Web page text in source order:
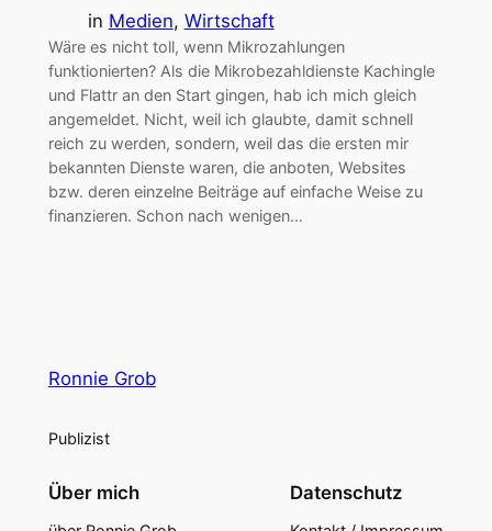
in Medien, Wirtschaft
Wäre es nicht toll, wenn Mikrozahlungen
funktionierten? Als die Mikrobezahldienste Kachingle
und Flattr an den Start gingen, hab ich mich gleich
angemeldet. Nicht, weil ich glaubte, damit schnell
reich zu werden, sondern, weil das die ersten mir
bekannten Dienste waren, die anboten, Websites
bzw. deren einzelne Beiträge auf einfache Weise zu
finanzieren. Schon nach wenigen…
Ronnie Grob
Publizist
Über mich Datenschutz